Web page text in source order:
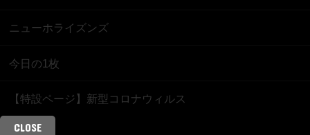
ニューホライズンズ
今日の1枚
【特設ページ】新型コロナウィルス
CLOSE